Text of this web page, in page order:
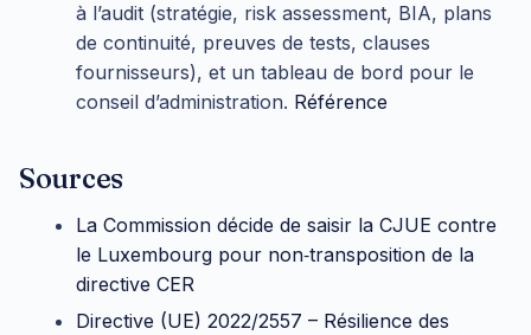
à l’audit (stratégie, risk assessment, BIA, plans
de continuité, preuves de tests, clauses
fournisseurs), et un tableau de bord pour le
conseil d’administration. Référence
Sources
La Commission décide de saisir la CJUE contre
le Luxembourg pour non‑transposition de la
directive CER
Directive (UE) 2022/2557 – Résilience des